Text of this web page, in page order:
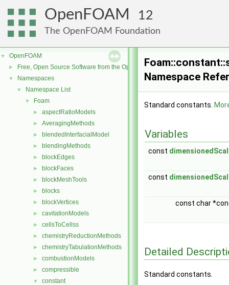
OpenFOAM 12
The OpenFOAM Foundation
▼ OpenFOAM
► Free, Open Source Software from the OpenFOAM Foundation
▼ Namespaces
▼ Namespace List
▼ Foam
► aspectRatioModels
► AveragingMethods
► blendedInterfacialModel
► blendingMethods
► blockEdges
► blockFaces
► blockMeshTools
► blocks
► blockVertices
► cavitationModels
► cellsToCellss
► chemistryReductionMethods
► chemistryTabulationMethods
► combustionModels
► compressible
▼ constant
Namespace
Standard constants.
Variables
const
const
const char
Detailed
Standard constants.